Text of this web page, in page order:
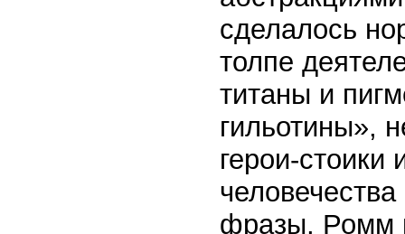
сделалось
толпе
титаны и
гильотины»,
герои-
фразы, Ромм